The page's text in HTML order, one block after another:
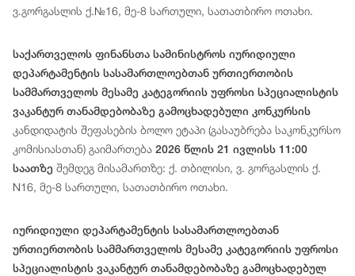
ვ.გორგასლის ქ.№16, მე-8 სართული, სათათბირო ოთახი.
საქართველოს ფინანსთა სამინისტროს იურიდიული
დეპარტამენტის სასამართლოებთან ურთიერთობის
სამმართველოს მესამე კატეგორიის უფროსი სპეციალისტის
ვაკანტურ თანამდებობაზე გამოცხადებული კონკურსის
კანდიდატის შეფასების ბოლო ეტაპი (გასაუბრება საკონკურსო
კომისიასთან) გაიმართება 2026 წლის 21 ივლისს 11:00
საათზე შემდეგ მისამართზე: ქ. თბილისი, ვ. გორგასლის ქ.
N16, მე-8 სართული, სათათბირო ოთახი.
იურიდიული დეპარტამენტის სასამართლოებთან
ურთიერთობის სამმართველოს მესამე კატეგორიის უფროსი
სპეციალისტის ვაკანტურ თანამდებობაზე გამოცხადებულ